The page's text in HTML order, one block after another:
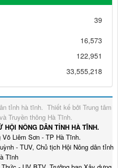
39
16,573
122,951
33,555,218
tỉnh hà tĩnh. Thiết kế bởi Trung tâm
Truyền thông Hà Tĩnh.
HỘI NÔNG DÂN TỈNH HÀ TĨNH.
Liêm Sơn - TP Hà Tĩnh.
- TUV, Chủ tịch Hội Nông dân tỉnh
Tĩnh